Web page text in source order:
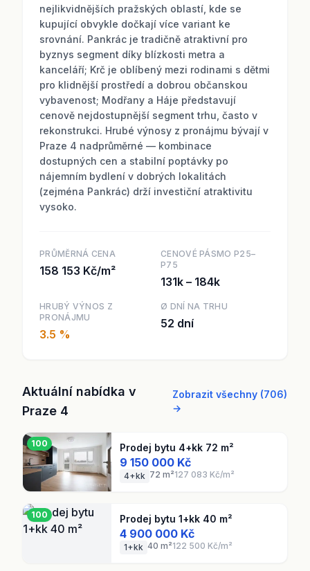
nejlikvidnějších pražských oblastí, kde se
kupující obvykle dočkají více variant ke
srovnání. Pankrác je tradičně atraktivní pro
byznys segment díky blízkosti metra a
kanceláří; Krč je oblíbený mezi rodinami s dětmi
pro klidnější prostředí a dobrou občanskou
vybavenost; Modřany a Háje představují
cenově nejdostupnější segment trhu, často v
rekonstrukci. Hrubé výnosy z pronájmu bývají v
Praze 4 nadprůměrné — kombinace
dostupných cen a stabilní poptávky po
nájemním bydlení v dobrých lokalitách
(zejména Pankrác) drží investiční atraktivitu
vysoko.
PRŮMĚRNÁ CENA
158 153 Kč/m²
CENOVÉ PÁSMO P25–
P75
131k – 184k
HRUBÝ VÝNOS Z
PRONÁJMU
3.5 %
Ø DNÍ NA TRHU
52 dní
Aktuální nabídka v
Praze 4
Zobrazit všechny (706)
→
100 Prodej bytu 4+kk 72 m²
9 150 000 Kč
4+kk 72 m²127 083 Kč/m²
100 Prodej bytu 1+kk 40 m²
4 900 000 Kč
1+kk 40 m²122 500 Kč/m²